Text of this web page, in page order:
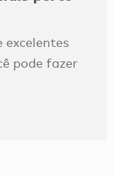
excelentes
pode fazer